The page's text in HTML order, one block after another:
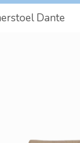
Dante